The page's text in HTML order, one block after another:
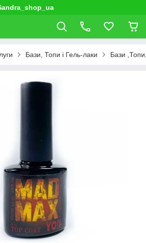
Бази, Топи і Гель-лаки Бази